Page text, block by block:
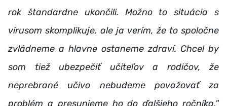
rok štandardne ukončili. Možno to situácia s
vírusom skomplikuje, ale ja verím, že to spoločne
zvládneme a hlavne ostaneme zdraví. Chcel by
som tiež ubezpečiť učiteľov a rodičov, že
neprebrané učivo nebudeme považovať za
problém a presunieme ho do ďalšieho ročníka,"